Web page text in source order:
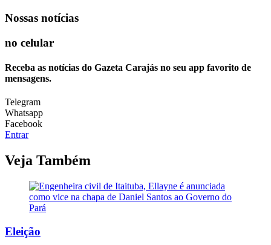
Nossas notícias
no celular
Receba as notícias do Gazeta Carajás no seu app favorito de
mensagens.
Telegram
Whatsapp
Facebook
Entrar
Veja Também
Eleição